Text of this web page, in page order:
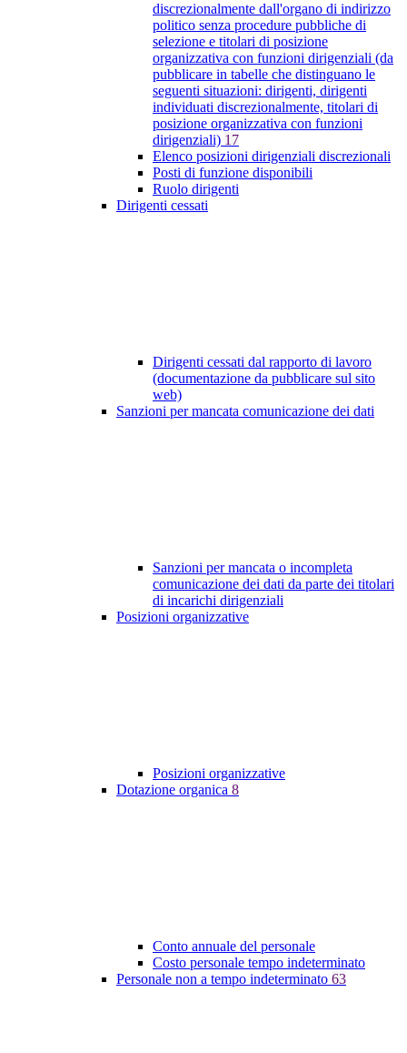
discrezionalmente dall'organo di indirizzo
politico senza procedure pubbliche di
selezione e titolari di posizione
organizzativa con funzioni dirigenziali (da
pubblicare in tabelle che distinguano le
seguenti situazioni: dirigenti, dirigenti
individuati discrezionalmente, titolari di
posizione organizzativa con funzioni
dirigenziali) 17
Elenco posizioni dirigenziali discrezionali
Posti di funzione disponibili
Ruolo dirigenti
Dirigenti cessati
Dirigenti cessati dal rapporto di lavoro
(documentazione da pubblicare sul sito
web)
Sanzioni per mancata comunicazione dei dati
Sanzioni per mancata o incompleta
comunicazione dei dati da parte dei titolari
di incarichi dirigenziali
Posizioni organizzative
Posizioni organizzative
Dotazione organica 8
Conto annuale del personale
Costo personale tempo indeterminato
Personale non a tempo indeterminato 63